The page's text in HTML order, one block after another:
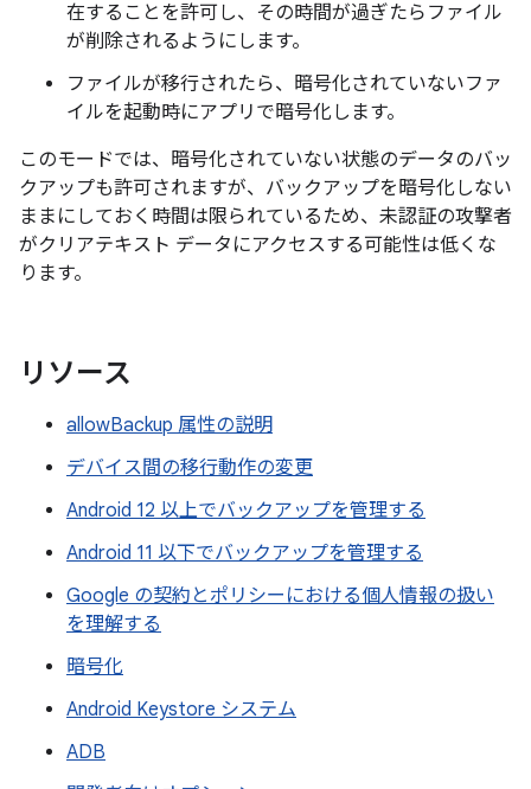
在することを許可し、その時間が過ぎたらファイル
が削除されるようにします。
ファイルが移行されたら、暗号化されていないファ
イルを起動時にアプリで暗号化します。
このモードでは、暗号化されていない状態のデータのバッ
クアップも許可されますが、バックアップを暗号化しない
ままにしておく時間は限られているため、未認証の攻撃者
がクリアテキスト データにアクセスする可能性は低くな
ります。
リソース
allowBackup 属性の説明
デバイス間の移行動作の変更
Android 12 以上でバックアップを管理する
Android 11 以下でバックアップを管理する
Google の契約とポリシーにおける個人情報の扱い
を理解する
暗号化
Android Keystore システム
ADB